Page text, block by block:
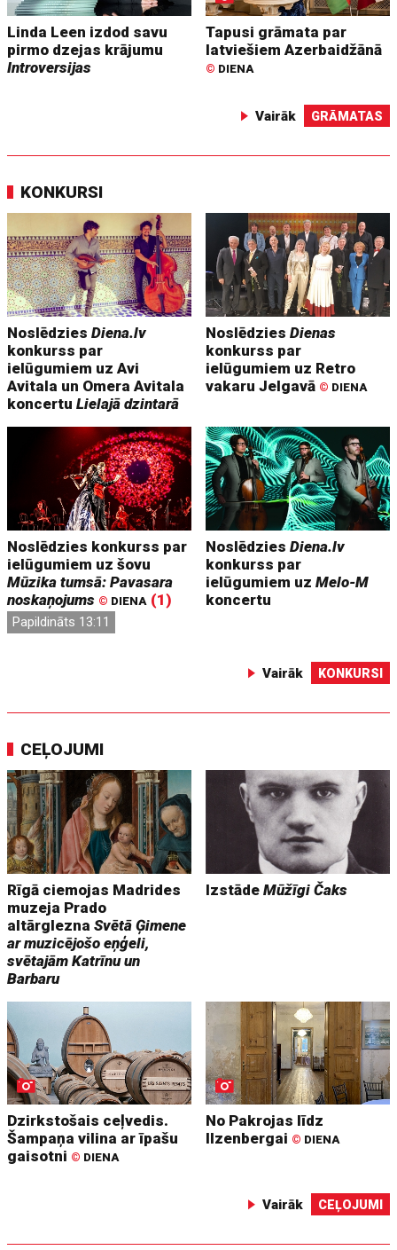
Linda Leen izdod savu
pirmo dzejas krājumu
Introversijas
Tapusi grāmata par
latviešiem Azerbaidžānā
© DIENA
Vairāk GRĀMATAS
KONKURSI
NoslēdziesDiena.lv
konkurss par
ielūgumiem uz Avi
Avitala un Omera Avitala
koncertuLielajā dzintarā
NoslēdziesDienas
konkurss par
ielūgumiem uz Retro
vakaru Jelgavā © DIENA
Noslēdzies konkurss par
ielūgumiem uz šovu
Mūzika tumsā: Pavasara
noskaņojums © DIENA (1)
Papildināts 13:11
NoslēdziesDiena.lv
konkurss par
ielūgumiem uzMelo-M
koncertu
Vairāk KONKURSI
CEĻOJUMI
Rīgā ciemojas Madrides
muzeja Prado
altārgleznaSvētā Ģimene
ar muzicējošo eņģeli,
svētajām Katrīnu un
Barbaru
IzstādeMūžīgi Čaks
Dzirkstošais ceļvedis.
Šampaņa vilina ar īpašu
gaisotni © DIENA
No Pakrojas līdz
Ilzenbergai © DIENA
Vairāk CEĻOJUMI